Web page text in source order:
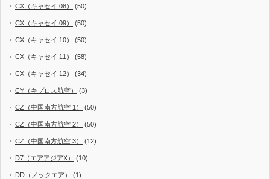
CX（キャセイ 08） (50)
CX（キャセイ 09） (50)
CX（キャセイ 10） (50)
CX（キャセイ 11） (58)
CX（キャセイ 12） (34)
CY（キプロス航空） (3)
CZ（中国南方航空 1） (50)
CZ（中国南方航空 2） (50)
CZ（中国南方航空 3） (12)
D7（エアアジアX） (10)
DD（ノックエア） (1)